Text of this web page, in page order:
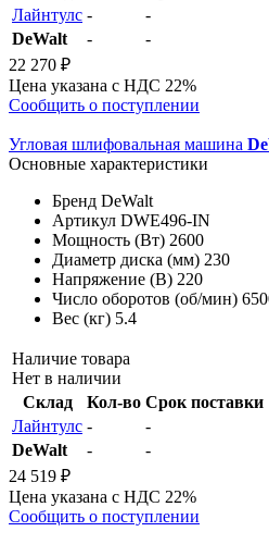
Лайнтулс -
-
DeWalt
-
-
22 270 ₽
Цена указана с НДС 22%
Сообщить о поступлении
Угловая шлифовальная машина
Основные характеристики
Бренд DeWalt
Артикул DWE496-IN
Мощность (Вт) 2600
Диаметр диска (мм) 230
Напряжение (В) 220
Число оборотов (об/мин)
Вес (кг) 5.4
Наличие товара
Нет в наличии
Склад
Кол-во Срок поставки
Лайнтулс -
-
DeWalt
-
-
24 519 ₽
Цена указана с НДС 22%
Сообщить о поступлении